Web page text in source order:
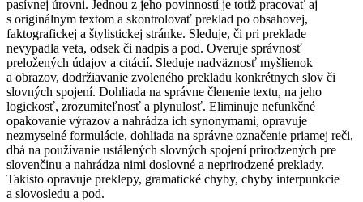
pasívnej úrovni. Jednou z jeho povinností je totiž pracovať aj
s originálnym textom a skontrolovať preklad po obsahovej,
faktografickej a štylistickej stránke. Sleduje, či pri preklade
nevypadla veta, odsek či nadpis a pod. Overuje správnosť
preložených údajov a citácií. Sleduje nadväznosť myšlienok
a obrazov, dodržiavanie zvoleného prekladu konkrétnych slov či
slovných spojení. Dohliada na správne členenie textu, na jeho
logickosť, zrozumiteľnosť a plynulosť. Eliminuje nefunkčné
opakovanie výrazov a nahrádza ich synonymami, opravuje
nezmyselné formulácie, dohliada na správne označenie priamej reči,
dbá na používanie ustálených slovných spojení prirodzených pre
slovenčinu a nahrádza nimi doslovné a neprirodzené preklady.
Takisto opravuje preklepy, gramatické chyby, chyby interpunkcie
a slovosledu a pod.